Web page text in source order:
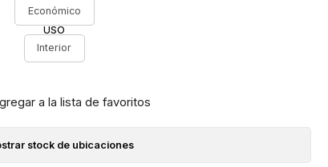
Económico
USO
Interior
a la lista de favoritos
stock de ubicaciones